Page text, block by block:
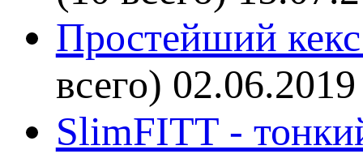
Простейший кекс
всего) 02.06.2019
SlimFITT -